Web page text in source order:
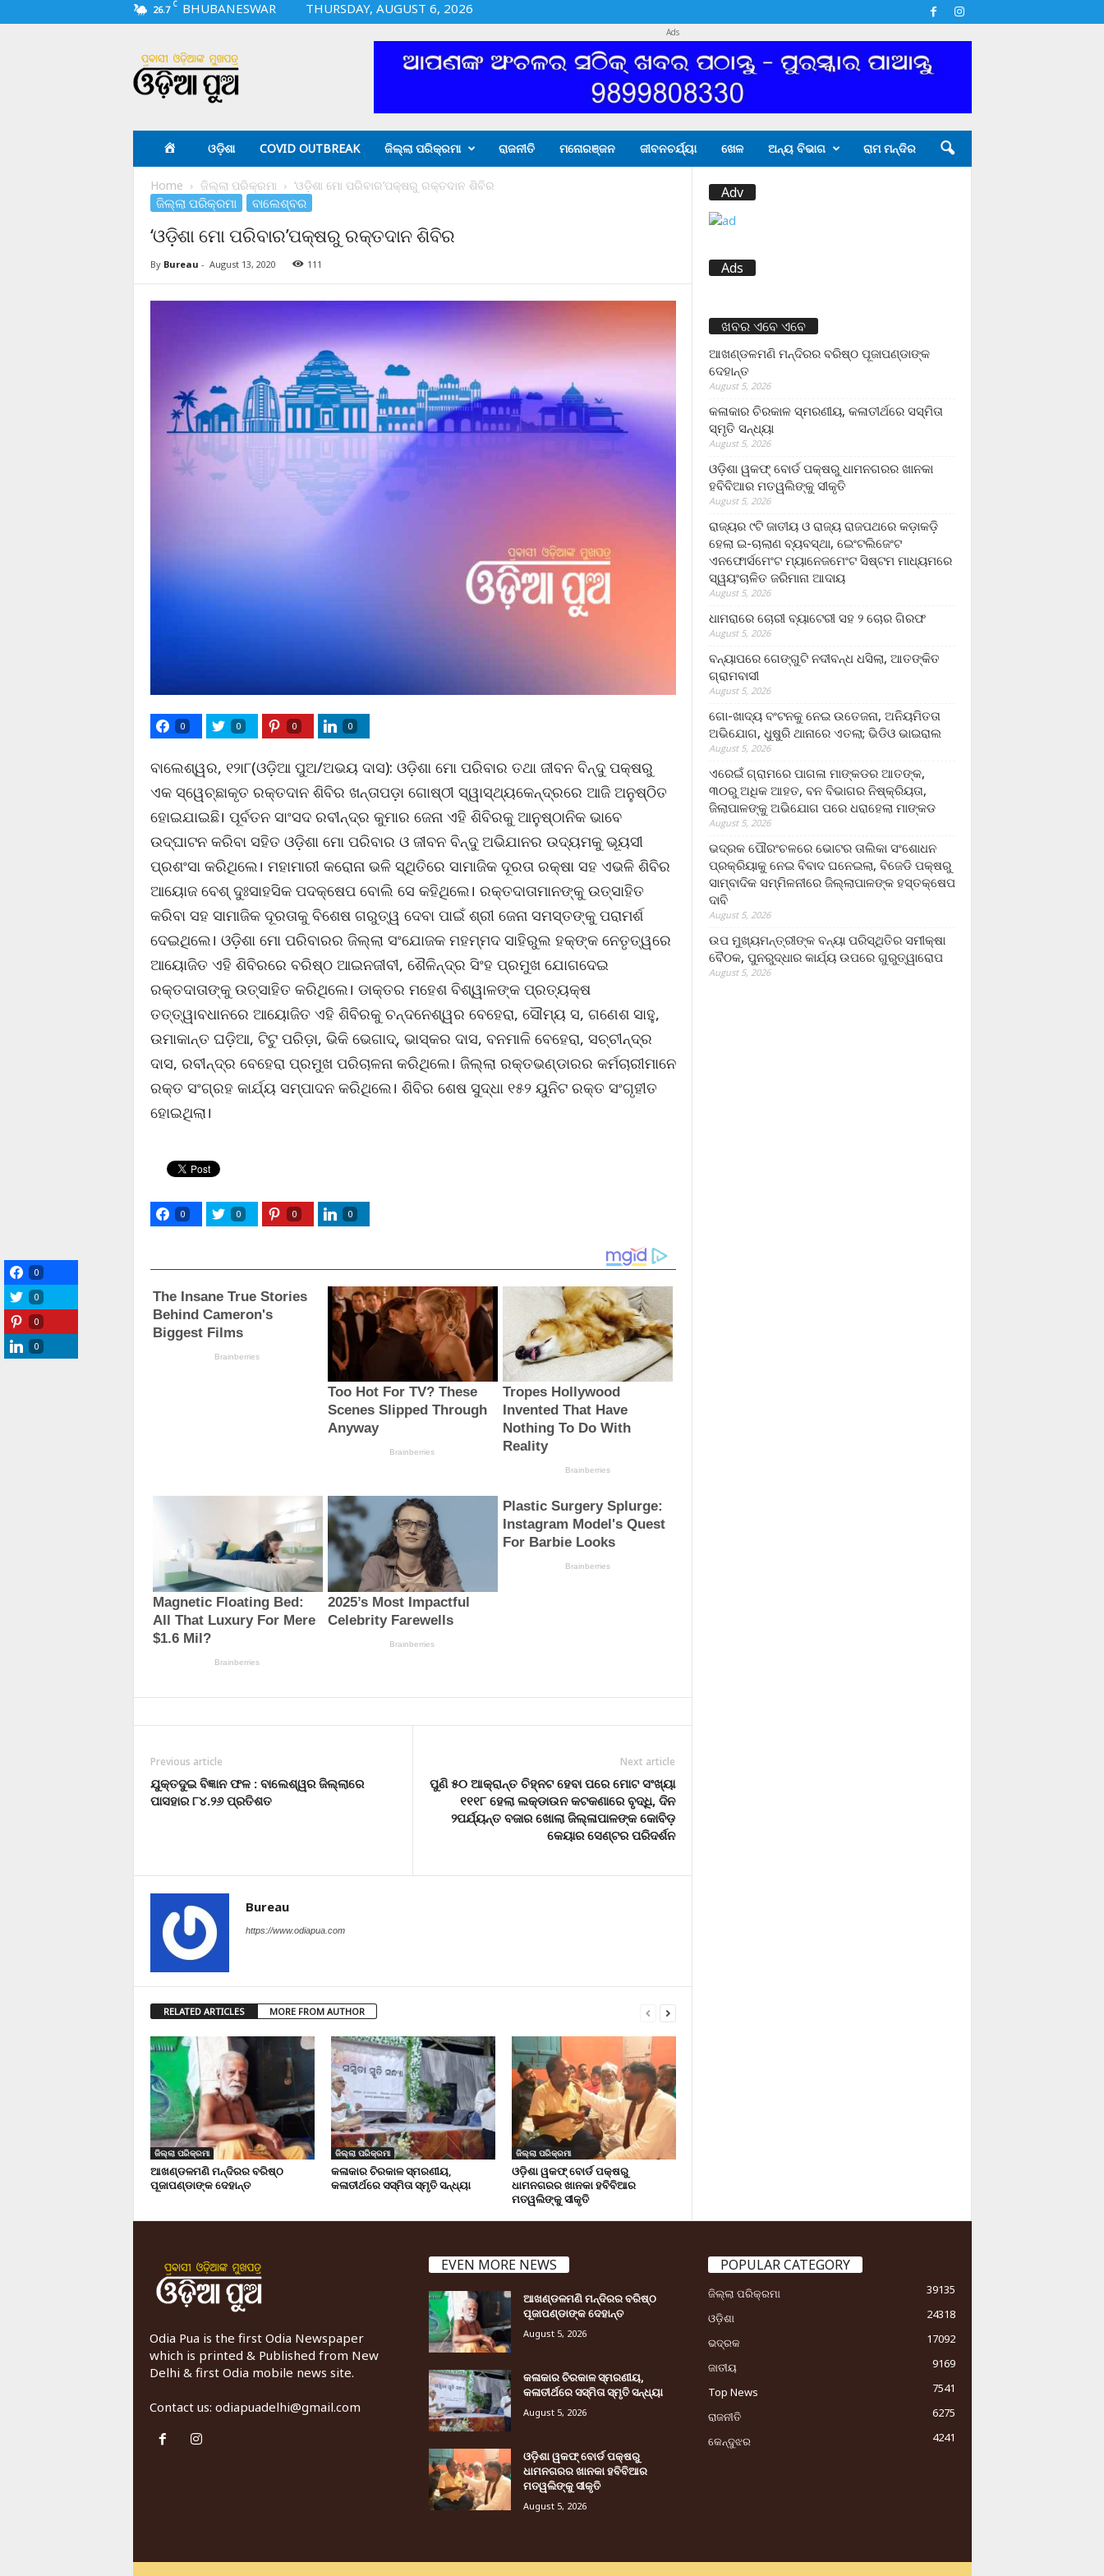
26.7 C BHUBANESWAR
THURSDAY, AUGUST 6, 2026
i
a
Ads
ଓଡ଼ିଶା COVID OUTBREAK ଜିଲ୍ଲା ପରିକ୍ରମା ରାଜନୀତି ମନୋରଞ୍ଜନ ଜୀବନଚର୍ଯ୍ୟା ଖେଳ ଅନ୍ୟ ବିଭାଗ ରାମ ମନ୍ଦିର
Home ଜିଲ୍ଲା ପରିକ୍ରମା ‘ଓଡ଼ିଶା ମୋ ପରିବାର’ପକ୍ଷରୁ ରକ୍ତଦାନ ଶିବିର
ଜିଲ୍ଲା ପରିକ୍ରମା ବାଲେଶ୍ବର
‘ଓଡ଼ିଶା ମୋ ପରିବାର’ପକ୍ଷରୁ ରକ୍ତଦାନ ଶିବିର
By Bureau - August 13, 2020 111
0 0 0 0
ବାଲେଶ୍ୱର, ୧୨ା୮(ଓଡ଼ିଆ ପୁଅ/ଅଭୟ ଦାସ): ଓଡ଼ିଶା ମୋ ପରିବାର ତଥା ଜୀବନ ବିନ୍ଦୁ ପକ୍ଷରୁ
ଏକ ସ୍ୱେଚ୍ଛାକୃତ ରକ୍ତଦାନ ଶିବିର ଖନ୍ତାପଡ଼ା ଗୋଷ୍ଠୀ ସ୍ୱାସ୍ଥ୍ୟକେନ୍ଦ୍ରରେ ଆଜି ଅନୁଷ୍ଠିତ
ହୋଇଯାଇଛି। ପୂର୍ବତନ ସାଂସଦ ରବୀନ୍ଦ୍ର କୁମାର ଜେନା ଏହି ଶିବିରକୁ ଆନୁଷ୍ଠାନିକ ଭାବେ
ଉଦ୍‌ଘାଟନ କରିବା ସହିତ ଓଡ଼ିଶା ମୋ ପରିବାର ଓ ଜୀବନ ବିନ୍ଦୁ ଅଭିଯାନର ଉଦ୍ୟମକୁ ଭୂୟସୀ
ପ୍ରଶଂସା କରିଥିଲେ। ମହାମାରୀ କରୋନା ଭଳି ସ୍ଥିତିରେ ସାମାଜିକ ଦୂରତା ରକ୍ଷା ସହ ଏଭଳି ଶିବିର
ଆୟୋଜ ବେଶ୍ ଦୁଃସାହସିକ ପଦକ୍ଷେପ ବୋଲି ସେ କହିଥିଲେ। ରକ୍ତଦାତାମାନଙ୍କୁ ଉତ୍ସାହିତ
କରିବା ସହ ସାମାଜିକ ଦୂରତାକୁ ବିଶେଷ ଗରୁତ୍ୱ ଦେବା ପାଇଁ ଶ୍ରୀ ଜେନା ସମସ୍ତଙ୍କୁ ପରାମର୍ଶ
ଦେଇଥିଲେ। ଓଡ଼ିଶା ମୋ ପରିବାରର ଜିଲ୍ଲା ସଂଯୋଜକ ମହମ୍ମଦ ସାହିରୁଲ ହକ୍‌ଙ୍କ ନେତୃତ୍ୱରେ
ଆୟୋଜିତ ଏହି ଶିବିରରେ ବରିଷ୍ଠ ଆଇନଜୀବୀ, ଶୈଳିନ୍ଦ୍ର ସିଂହ ପ୍ରମୁଖ ଯୋଗଦେଇ
ରକ୍ତଦାତାଙ୍କୁ ଉତ୍ସାହିତ କରିଥିଲେ। ଡାକ୍ତର ମହେଶ ବିଶ୍ୱାଳଙ୍କ ପ୍ରତ୍ୟକ୍ଷ
ତତ୍ତ୍ୱାବଧାନରେ ଆୟୋଜିତ ଏହି ଶିବିରକୁ ଚନ୍ଦନେଶ୍ୱର ବେହେରା, ସୌମ୍ୟ ସ, ଗଣେଶ ସାହୁ,
ଉମାକାନ୍ତ ଘଡ଼ିଆ, ଟିଟୁ ପରିଡ଼ା, ଭିକି ଭେଗାଦ୍‌, ଭାସ୍କର ଦାସ, ବନମାଳି ବେହେରା, ସଚ୍ଚୀନ୍ଦ୍ର
ଦାସ, ରବୀନ୍ଦ୍ର ବେହେରା ପ୍ରମୁଖ ପରିଚାଳନା କରିଥିଲେ। ଜିଲ୍ଲା ରକ୍ତଭଣ୍ଡାରର କର୍ମଚାରୀମାନେ
ରକ୍ତ ସଂଗ୍ରହ କାର୍ଯ୍ୟ ସମ୍ପାଦନ କରିଥିଲେ। ଶିବିର ଶେଷ ସୁଦ୍ଧା ୧୫୨ ୟୁନିଟ ରକ୍ତ ସଂଗୃହୀତ
ହୋଇଥିଲା।
0 0 0 0
Previous article
ଯୁକ୍ତଦୁଇ ବିଜ୍ଞାନ ଫଳ : ବାଲେଶ୍ୱର ଜିଲ୍ଲାରେ
ପାସହାର ୮୪.୨୬ ପ୍ରତିଶତ
Next article
ପୁଣି ୫୦ ଆକ୍ରାନ୍ତ ଚିହ୍ନଟ ହେବା ପରେ ମୋଟ ସଂଖ୍ୟା
୧୧୧୮ ହେଲା ଲକ୍‌ଡାଉନ କଟକଣାରେ ବୃଦ୍ଧି, ଦିନ
୨ପର୍ଯ୍ୟନ୍ତ ବଜାର ଖୋଲା ଜିଲ୍ଳାପାଳଙ୍କ କୋବିଡ଼
କେୟାର ସେଣ୍ଟର ପରିଦର୍ଶନ
Bureau
https://www.odiapua.com
RELATED ARTICLES MORE FROM AUTHOR
ଜିଲ୍ଲା ପରିକ୍ରମା
ଆଖଣ୍ଡଳମଣି ମନ୍ଦିରର ବରିଷ୍ଠ
ପୂଜାପଣ୍ଡାଙ୍କ ଦେହାନ୍ତ
ଜିଲ୍ଲା ପରିକ୍ରମା
କଳାକାର ଚିରକାଳ ସ୍ମରଣୀୟ,
କଳାତୀର୍ଥରେ ସସ୍ମିତା ସ୍ମୃତି ସନ୍ଧ୍ୟା
ଜିଲ୍ଲା ପରିକ୍ରମା
ଓଡ଼ିଶା ୱକଫ୍ ବୋର୍ଡ ପକ୍ଷରୁ
ଧାମନଗରର ଖାନକା ହବିବିଆର
ମତୱଲିଙ୍କୁ ସୀକୃତି
Adv
Ads
ଖବର ଏବେ ଏବେ
ଆଖଣ୍ଡଳମଣି ମନ୍ଦିରର ବରିଷ୍ଠ ପୂଜାପଣ୍ଡାଙ୍କ
ଦେହାନ୍ତ
August 5, 2026
କଳାକାର ଚିରକାଳ ସ୍ମରଣୀୟ, କଳାତୀର୍ଥରେ ସସ୍ମିତା
ସ୍ମୃତି ସନ୍ଧ୍ୟା
August 5, 2026
ଓଡ଼ିଶା ୱକଫ୍ ବୋର୍ଡ ପକ୍ଷରୁ ଧାମନଗରର ଖାନକା
ହବିବିଆର ମତୱଲିଙ୍କୁ ସୀକୃତି
August 5, 2026
ରାଜ୍ୟର ୯ଟି ଜାତୀୟ ଓ ରାଜ୍ୟ ରାଜପଥରେ କଡ଼ାକଡ଼ି
ହେଲା ଇ-ଚାଲାଣ ବ୍ୟବସ୍ଥା, ଇେଂଟଲିଜେଂଟ
ଏନଫୋର୍ସମେଂଟ ମ୍ୟାନେଜମେଂଟ ସିଷ୍ଟମ ମାଧ୍ୟମରେ
ସ୍ୱୟଂଚାଳିତ ଜରିମାନା ଆଦାୟ
August 5, 2026
ଧାମରାରେ ଚୋରୀ ବ୍ୟାଟେରୀ ସହ ୨ ଚୋର ଗିରଫ
August 5, 2026
ବନ୍ୟାପରେ ଗେଙ୍ଗୁଟି ନଦୀବନ୍ଧ ଧସିଲା, ଆତଙ୍କିତ
ଗ୍ରାମବାସୀ
August 5, 2026
ଗୋ-ଖାଦ୍ୟ ବଂଟନକୁ ନେଇ ଉତେଜନା, ଅନିୟମିତତା
ଅଭିଯୋଗ, ଧୁଷୁରି ଥାନାରେ ଏତଲା; ଭିଡିଓ ଭାଇରାଲ
August 5, 2026
ଏରେଇଁ ଗ୍ରାମରେ ପାଗଳା ମାଙ୍କଡର ଆତଙ୍କ,
୩୦ରୁ ଅଧିକ ଆହତ, ବନ ବିଭାଗର ନିଷ୍କ୍ରିୟତା,
ଜିଲାପାଳଙ୍କୁ ଅଭିଯୋଗ ପରେ ଧରାହେଲା ମାଙ୍କଡ
August 5, 2026
ଭଦ୍ରକ ପୌରଂଚଳରେ ଭୋଟର ତାଲିକା ସଂଶୋଧନ
ପ୍ରକ୍ରିୟାକୁ ନେଇ ବିବାଦ ଘନେଇଲା, ବିଜେଡି ପକ୍ଷରୁ
ସାମ୍ବାଦିକ ସମ୍ମିଳନୀରେ ଜିଲ୍ଲାପାଳଙ୍କ ହସ୍ତକ୍ଷେପ
ଦାବି
August 5, 2026
ଉପ ମୁଖ୍ୟମନ୍ତ୍ରୀଙ୍କ ବନ୍ୟା ପରିସ୍ଥିତିର ସମୀକ୍ଷା
ବୈଠକ, ପୁନରୁଦ୍ଧାର କାର୍ଯ୍ୟ ଉପରେ ଗୁରୁତ୍ୱାରୋପ
August 5, 2026
Odia Pua is the first Odia Newspaper
which is printed & Published from New
Delhi & first Odia mobile news site.
Contact us: odiapuadelhi@gmail.com
EVEN MORE NEWS
ଆଖଣ୍ଡଳମଣି ମନ୍ଦିରର ବରିଷ୍ଠ
ପୂଜାପଣ୍ଡାଙ୍କ ଦେହାନ୍ତ
August 5, 2026
କଳାକାର ଚିରକାଳ ସ୍ମରଣୀୟ,
କଳାତୀର୍ଥରେ ସସ୍ମିତା ସ୍ମୃତି ସନ୍ଧ୍ୟା
August 5, 2026
ଓଡ଼ିଶା ୱକଫ୍ ବୋର୍ଡ ପକ୍ଷରୁ
ଧାମନଗରର ଖାନକା ହବିବିଆର
ମତୱଲିଙ୍କୁ ସୀକୃତି
August 5, 2026
POPULAR CATEGORY
ଜିଲ୍ଲା ପରିକ୍ରମା
39135
ଓଡ଼ିଶା
24318
ଭଦ୍ରକ
17092
ଜାତୀୟ
9169
Top News
7541
ରାଜନୀତି
6275
କେନ୍ଦୁଝର
4241
0
0
0
0